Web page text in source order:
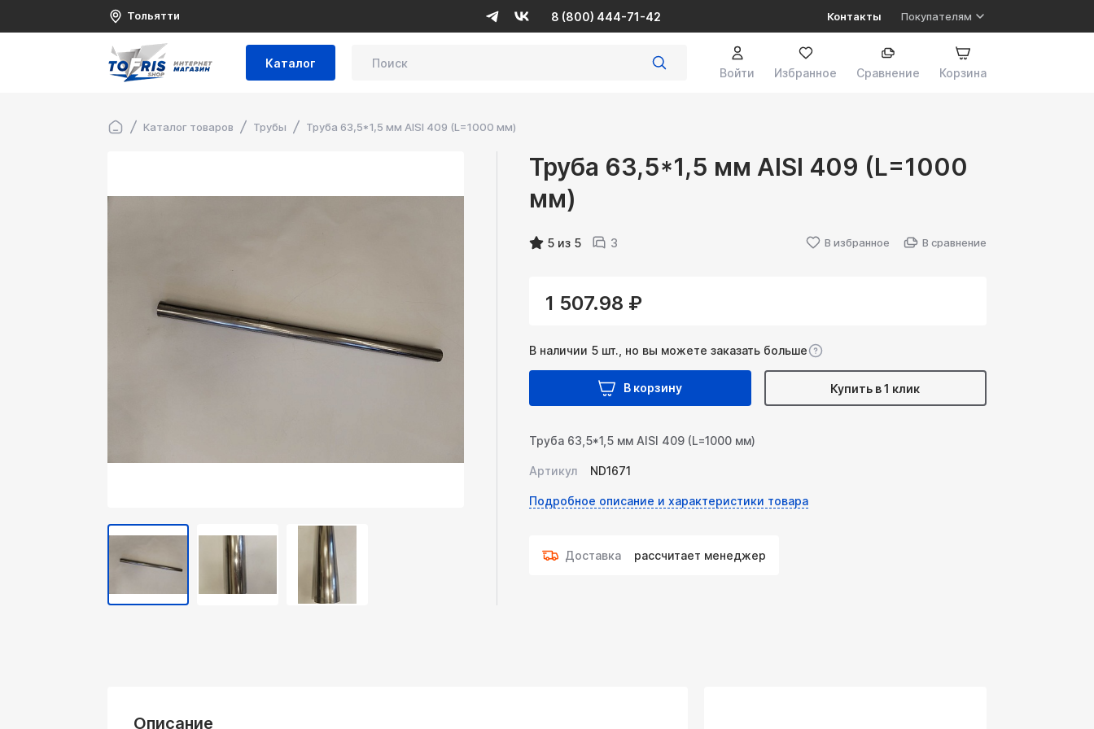
Тольятти 8 (800) 444-71-42 Контакты Покупателям
Каталог
Войти Избранное Сравнение Корзина
Каталог товаров Трубы Труба 63,5*1,5 мм AISI 409 (L=1000 мм)
Труба 63,5*1,5 мм AISI 409 (L=1000
мм)
5 из 5 3 В избранное В сравнение
1 507.98 ₽
В наличии 5 шт., но вы можете заказать больше
В корзину Купить в 1 клик
Труба 63,5*1,5 мм AISI 409 (L=1000 мм)
Артикул ND1671
Подробное описание и характеристики товара
Доставка рассчитает менеджер
Описание